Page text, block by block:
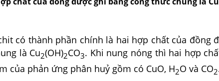
có thành phần chính là hai hợp chất của đồng
là Cu2(OH)2CO3. Khi nung nóng thì hai hợp
của phản ứng phân huỷ gồm có CuO, H2O và CO2